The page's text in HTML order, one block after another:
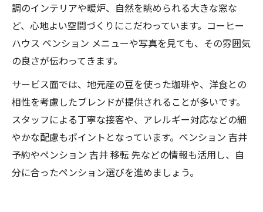
調のインテリアや暖炉、自然を眺められる大きな窓な
ど、心地よい空間づくりにこだわっています。コーヒー
ハウス ペンション メニューや写真を見ても、その雰囲気
の良さが伝わってきます。
サービス面では、地元産の豆を使った珈琲や、洋食との
相性を考慮したブレンドが提供されることが多いです。
スタッフによる丁寧な接客や、アレルギー対応などの細
やかな配慮もポイントとなっています。ペンション 吉井
予約やペンション 吉井 移転 先などの情報も活用し、自
分に合ったペンション選びを進めましょう。